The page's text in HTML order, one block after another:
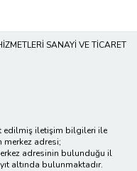
SANAYİ VE TİCARET
edilmiş iletişim bilgileri ile
merkez adresi;
adresinin bulunduğu il
altında bulunmaktadır.